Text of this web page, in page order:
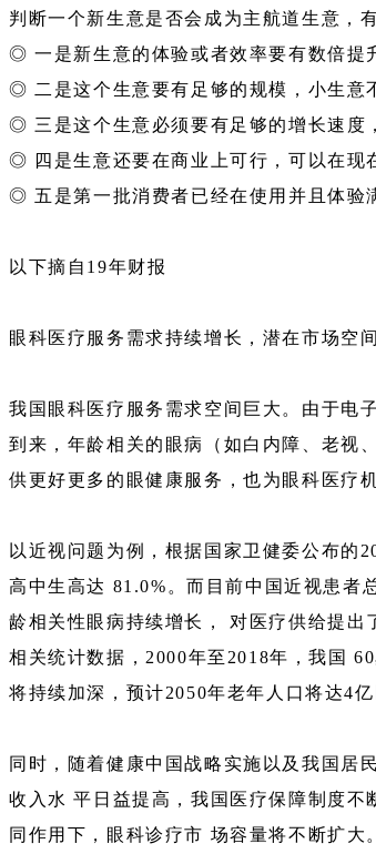
判断一个新生意是否会成为主航道生意，
◎ 一是新生意的体验或者效率要有数倍提
◎ 二是这个生意要有足够的规模，小生意
◎ 三是这个生意必须要有足够的增长速度
◎ 四是生意还要在商业上可行，可以在现
◎ 五是第一批消费者已经在使用并且体验
以下摘自19年财报
眼科医疗服务需求持续增长，潜在市场空
我国眼科医疗服务需求空间巨大。由于电
到来，年龄相关的眼病（如白内障、老视
供更好更多的眼健康服务，也为眼科医疗
以近视问题为例，根据国家卫健委公布的
高中生高达 81.0%。而目前中国近视患者
龄相关性眼病持续增长， 对医疗供给提
相关统计数据，2000年至2018年，我国
将持续加深，预计2050年老年人口将达4
同时，随着健康中国战略实施以及我国居
收入水 平日益提高，我国医疗保障制度
同作用下，眼科诊疗市 场容量将不断扩大。